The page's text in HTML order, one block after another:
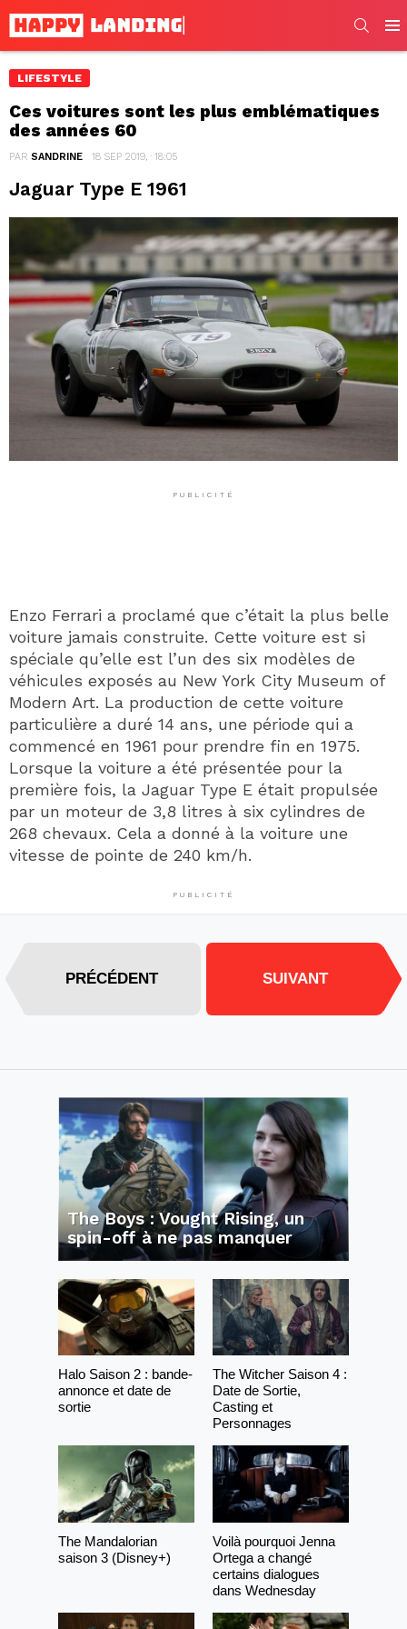
LIFESTYLE
Ces voitures sont les plus emblématiques
des années 60
PAR SANDRINE 18 SEP 2019, · 18:05
Jaguar Type E 1961
PUBLICITÉ
Enzo Ferrari a proclamé que c’était la plus belle
voiture jamais construite. Cette voiture est si
spéciale qu’elle est l’un des six modèles de
véhicules exposés au New York City Museum of
Modern Art. La production de cette voiture
particulière a duré 14 ans, une période qui a
commencé en 1961 pour prendre fin en 1975.
Lorsque la voiture a été présentée pour la
première fois, la Jaguar Type E était propulsée
par un moteur de 3,8 litres à six cylindres de
268 chevaux. Cela a donné à la voiture une
vitesse de pointe de 240 km/h.
PUBLICITÉ
PRÉCÉDENT SUIVANT
The Boys : Vought Rising, un
spin-off à ne pas manquer
Halo Saison 2 : bande-
annonce et date de
sortie
The Witcher Saison 4 :
Date de Sortie,
Casting et
Personnages
The Mandalorian
saison 3 (Disney+)
Voilà pourquoi Jenna
Ortega a changé
certains dialogues
dans Wednesday